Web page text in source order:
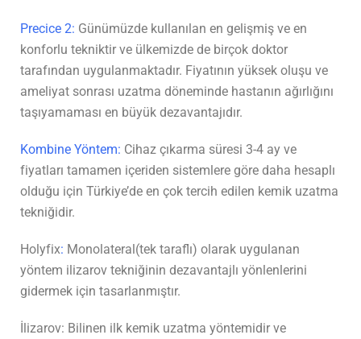
Precice 2: Günümüzde kullanılan en gelişmiş ve en
konforlu tekniktir ve ülkemizde de birçok doktor
tarafından uygulanmaktadır. Fiyatının yüksek oluşu ve
ameliyat sonrası uzatma döneminde hastanın ağırlığını
taşıyamaması en büyük dezavantajıdır.
Kombine Yöntem: Cihaz çıkarma süresi 3-4 ay ve
fiyatları tamamen içeriden sistemlere göre daha hesaplı
olduğu için Türkiye’de en çok tercih edilen kemik uzatma
tekniğidir.
Holyfix: Monolateral(tek taraflı) olarak uygulanan
yöntem ilizarov tekniğinin dezavantajlı yönlenlerini
gidermek için tasarlanmıştır.
İlizarov: Bilinen ilk kemik uzatma yöntemidir ve